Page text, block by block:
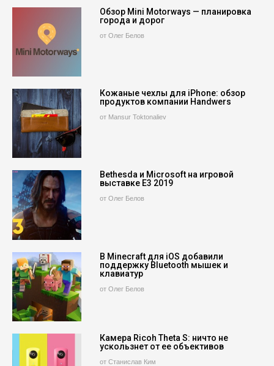
Обзор Mini Motorways — планировка
города и дорог
от Олег Белов
Кожаные чехлы для iPhone: обзор
продуктов компании Handwers
от Mansur Toktonaliev
Bethesda и Microsoft на игровой
выставке E3 2019
от Олег Белов
В Minecraft для iOS добавили
поддержку Bluetooth мышек и
клавиатур
от Олег Белов
Камера Ricoh Theta S: ничто не
ускользнет от ее объективов
от Станислав Ким